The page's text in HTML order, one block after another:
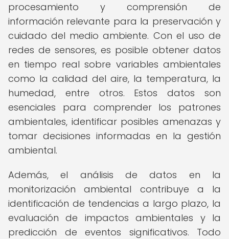
procesamiento y comprensión de
información relevante para la preservación y
cuidado del medio ambiente. Con el uso de
redes de sensores, es posible obtener datos
en tiempo real sobre variables ambientales
como la calidad del aire, la temperatura, la
humedad, entre otros. Estos datos son
esenciales para comprender los patrones
ambientales, identificar posibles amenazas y
tomar decisiones informadas en la gestión
ambiental.
Además, el análisis de datos en la
monitorización ambiental contribuye a la
identificación de tendencias a largo plazo, la
evaluación de impactos ambientales y la
predicción de eventos significativos. Todo